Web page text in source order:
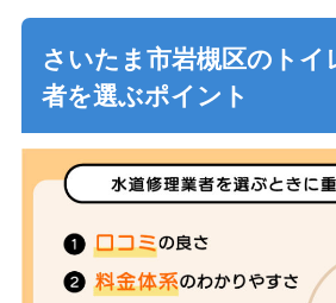
さいたま市岩槻区のト
者を選ぶポイント